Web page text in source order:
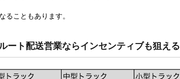
ることもあります。
ート配送営業ならインセンティブも狙える